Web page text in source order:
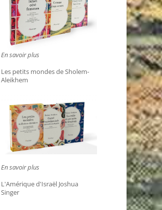
En savoir plus
Les petits mondes de Sholem-
Aleikhem
En savoir plus
L'Amérique d'Israël Joshua
Singer